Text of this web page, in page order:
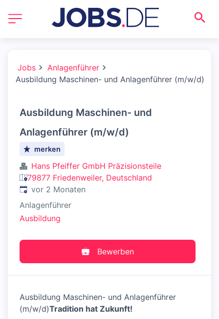
Jobs
Anlagenführer
Ausbildung Maschinen- und Anlagenführer (m/w/d)
Ausbildung Maschinen- und
Anlagenführer (m/w/d)
merken
Hans Pfeiffer GmbH Präzisionsteile
79877 Friedenweiler, Deutschland
Veröffentlicht:
vor 2 Monaten
Anlagenführer
Ausbildung
Bewerben
Ausbildung Maschinen- und Anlagenführer
(m/w/d)Tradition hat Zukunft!